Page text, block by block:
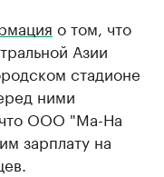
о том, что
Азии
стадионе
ними
что ООО "Ма-На
зарплату на